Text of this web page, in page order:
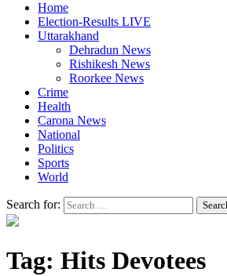
Home
Election-Results LIVE
Uttarakhand
Dehradun News
Rishikesh News
Roorkee News
Crime
Health
Carona News
National
Politics
Sports
World
Search for:
Tag: Hits Devotees